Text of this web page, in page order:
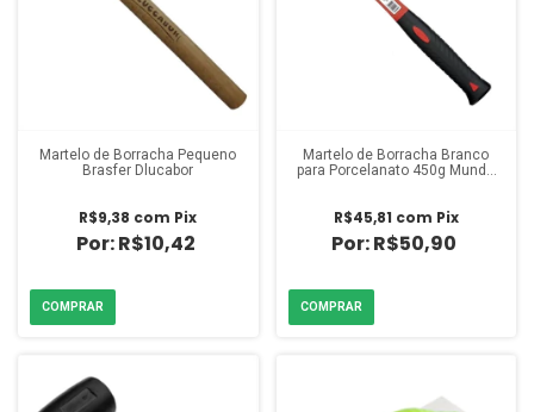
Martelo de Borracha Pequeno
Brasfer Dlucabor
R$10,42
R$9,38 com Pix
Martelo de Borracha Branco
para Porcelanato 450g Mundo
R$50,90
R$45,81 com Pix